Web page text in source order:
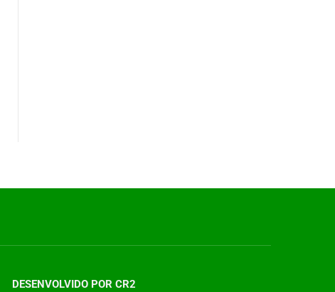
DESENVOLVIDO POR CR2